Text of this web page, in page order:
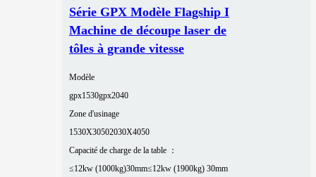
Série GPX Modèle Flagship I
Machine de découpe laser de
tôles à grande vitesse
Modèle
gpx1530gpx2040
Zone d'usinage
1530X30502030X4050
Capacité de charge de la table ：
≤12kw (1000kg)30mm≤12kw (1900kg) 30mm